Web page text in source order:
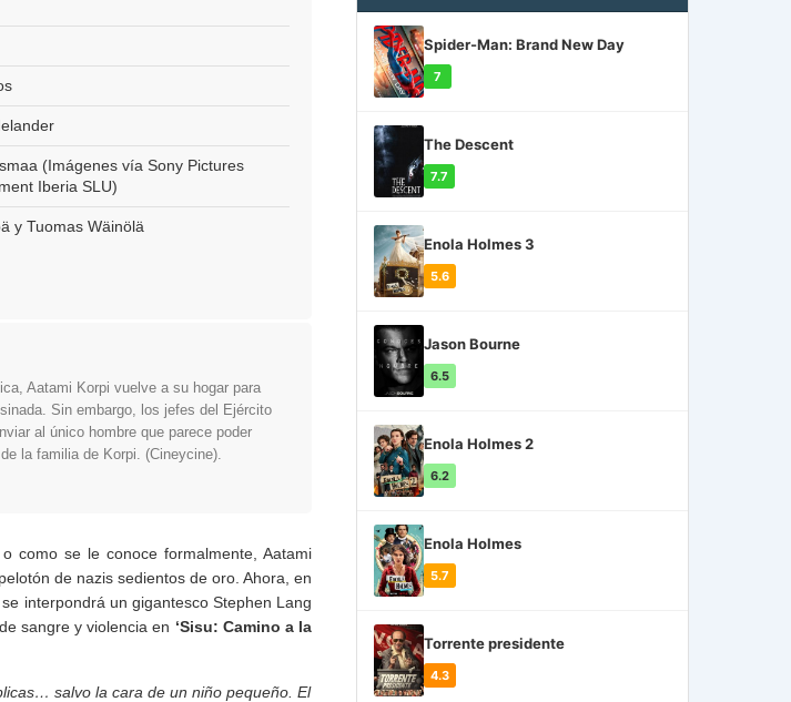
(Imágenes vía Sony Pictures
Iberia SLU)
y Tuomas Wäinölä
Aatami Korpi vuelve a su hogar para
Sin embargo, los jefes del Ejército
al único hombre que parece poder
la familia de Korpi. (Cineycine).
como se le conoce formalmente, Aatami
de nazis sedientos de oro. Ahora, en
interpondrá un gigantesco Stephen Lang
sangre y violencia en ‘Sisu: Camino a la
salvo la cara de un niño pequeño. El
Spider-Man: Brand New Day
7
The Descent
7.7
Enola Holmes 3
5.6
Jason Bourne
6.5
Enola Holmes 2
6.2
Enola Holmes
5.7
Torrente presidente
4.3